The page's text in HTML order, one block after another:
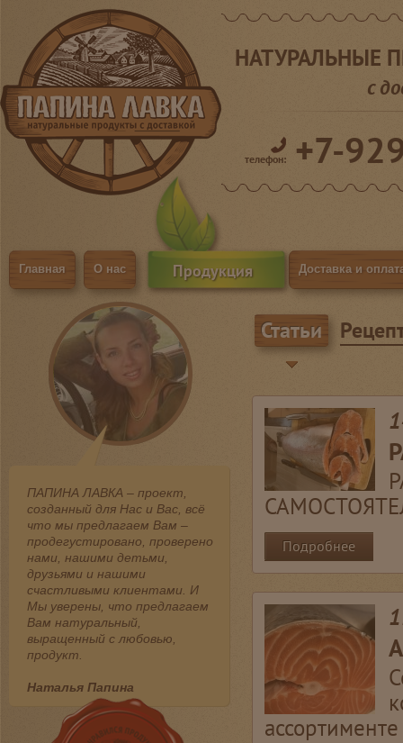
Главная О нас Продукция Доставка и
НАТУРАЛЬНЫЕ
с
телефон: +7-
Статьи
Подробнее
ПАПИНА ЛАВКА – проект,
созданный для Нас и Вас, всё
что мы предлагаем Вам –
продегустировано, проверено
нами, нашими детьми,
друзьями и нашими
счастливыми клиентами. И
Мы уверены, что предлагаем
Вам натуральный,
выращенный с любовью,
продукт.
Наталья Папина